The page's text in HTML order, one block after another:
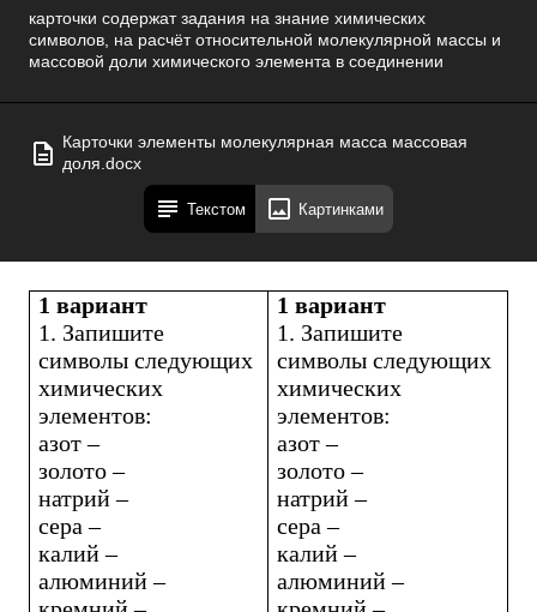
карточки содержат задания на знание химических
символов, на расчёт относительной молекулярной массы и
массовой доли химического элемента в соединении
Карточки элементы молекулярная масса массовая
доля.docx
Текстом Картинками
1 вариант
1. Запишите
символы следующих
химических
элементов:
азот –
золото –
натрий –
сера –
калий –
алюминий –
1 вариант
1. Запишите
символы следующих
химических
элементов:
азот –
золото –
натрий –
сера –
калий –
алюминий –